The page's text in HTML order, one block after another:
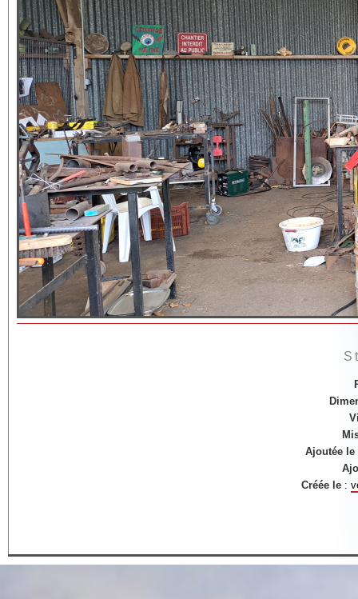
Ajoutée le
Créée le :